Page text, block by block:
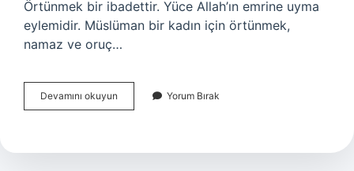
Örtünmek bir ibadettir. Yüce Allah’ın emrine uyma
eylemidir. Müslüman bir kadın için örtünmek,
namaz ve oruç…
Devamını okuyun Başörtüsü
Çeşitleri
Yorum Bırak